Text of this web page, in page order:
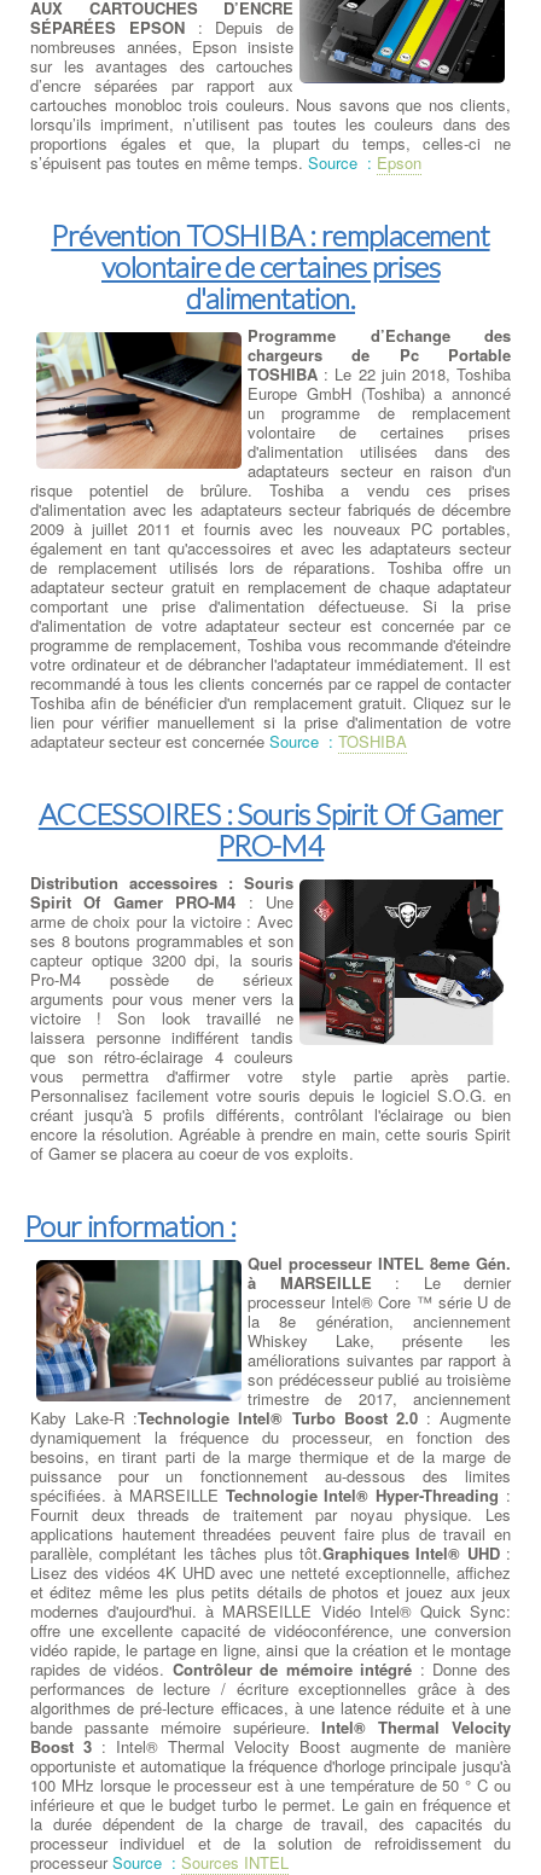
AUX CARTOUCHES D’ENCRE
SÉPARÉES EPSON: Depuis de
nombreuses années, Epson insiste
sur les avantages des cartouches
d’encre séparées par rapport aux
cartouches monobloc trois couleurs. Nous savons que nos clients,
lorsqu’ils impriment, n’utilisent pas toutes les couleurs dans des
proportions égales et que, la plupart du temps, celles-ci ne
s’épuisent pas toutes en même temps. Source : Epson
Prévention TOSHIBA : remplacement
volontaire de certaines prises
d'alimentation.
Programme d’Echange des
chargeurs de Pc Portable
TOSHIBA : Le 22 juin 2018, Toshiba
Europe GmbH (Toshiba) a annoncé
un programme de remplacement
volontaire de certaines prises
d'alimentation utilisées dans des
adaptateurs secteur en raison d'un
risque potentiel de brûlure. Toshiba a vendu ces prises
d'alimentation avec les adaptateurs secteur fabriqués de décembre
2009 à juillet 2011 et fournis avec les nouveaux PC portables,
également en tant qu'accessoires et avec les adaptateurs secteur
de remplacement utilisés lors de réparations. Toshiba offre un
adaptateur secteur gratuit en remplacement de chaque adaptateur
comportant une prise d'alimentation défectueuse. Si la prise
d'alimentation de votre adaptateur secteur est concernée par ce
programme de remplacement, Toshiba vous recommande d'éteindre
votre ordinateur et de débrancher l'adaptateur immédiatement. Il est
recommandé à tous les clients concernés par ce rappel de contacter
Toshiba afin de bénéficier d'un remplacement gratuit. Cliquez sur le
lien pour vérifier manuellement si la prise d'alimentation de votre
adaptateur secteur est concernée Source : TOSHIBA
ACCESSOIRES : Souris Spirit Of Gamer
PRO-M4
Distribution accessoires : Souris
Spirit Of Gamer PRO-M4 : Une
arme de choix pour la victoire : Avec
ses 8 boutons programmables et son
capteur optique 3200 dpi, la souris
Pro-M4 possède de sérieux
arguments pour vous mener vers la
victoire ! Son look travaillé ne
laissera personne indifférent tandis
que son rétro-éclairage 4 couleurs
vous permettra d'affirmer votre style partie après partie.
Personnalisez facilement votre souris depuis le logiciel S.O.G. en
créant jusqu'à 5 profils différents, contrôlant l'éclairage ou bien
encore la résolution. Agréable à prendre en main, cette souris Spirit
of Gamer se placera au coeur de vos exploits.
Pour information :
Quel processeur INTEL 8eme Gén.
à MARSEILLE : Le dernier
processeur Intel® Core ™ série U de
la 8e génération, anciennement
Whiskey Lake, présente les
améliorations suivantes par rapport à
son prédécesseur publié au troisième
trimestre de 2017, anciennement
Kaby Lake-R :Technologie Intel® Turbo Boost 2.0: Augmente
dynamiquement la fréquence du processeur, en fonction des
besoins, en tirant parti de la marge thermique et de la marge de
puissance pour un fonctionnement au-dessous des limites
spécifiées. à MARSEILLE Technologie Intel® Hyper-Threading :
Fournit deux threads de traitement par noyau physique. Les
applications hautement threadées peuvent faire plus de travail en
parallèle, complétant les tâches plus tôt.Graphiques Intel® UHD:
Lisez des vidéos 4K UHD avec une netteté exceptionnelle, affichez
et éditez même les plus petits détails de photos et jouez aux jeux
modernes d'aujourd'hui. à MARSEILLE Vidéo Intel® Quick Sync:
offre une excellente capacité de vidéoconférence, une conversion
vidéo rapide, le partage en ligne, ainsi que la création et le montage
rapides de vidéos. Contrôleur de mémoire intégré : Donne des
performances de lecture / écriture exceptionnelles grâce à des
algorithmes de pré-lecture efficaces, à une latence réduite et à une
bande passante mémoire supérieure.Intel® Thermal Velocity
Boost 3 : Intel® Thermal Velocity Boost augmente de manière
opportuniste et automatique la fréquence d'horloge principale jusqu'à
100 MHz lorsque le processeur est à une température de 50 ° C ou
inférieure et que le budget turbo le permet. Le gain en fréquence et
la durée dépendent de la charge de travail, des capacités du
processeur individuel et de la solution de refroidissement du
processeurSource : Sources INTEL